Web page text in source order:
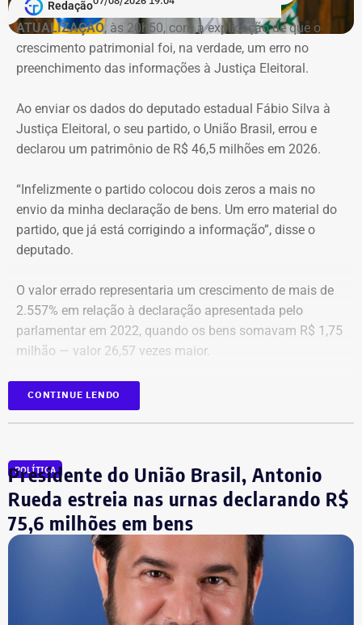
Imóvel de Eduardo Bolsonaro será leiloado por um valor 36% menor ao que
O apartamento que vai à leilão fica na Avenida Pasteu e
tem cerca de 101 metros quadrados. O imóvel se
Baía de Guanabara.
A Caixa Econômica tentou intimar pessoalmente o ex-
deputado federal. Mas como não conseguiu localizá-lo,
dias 5, 6 e 7 de novembro de 2025, concedendo o prazo
legal para regularização da dívida. Posteriormente, a
propriedade foi consolidada em nome da Caixa em 30 de
março de 2026 por causa da falta de pagamento.
*Com informação do blog de Ruben Berta, do portal
Ururau, e também do portal g1
Redação
ATUALIZAÇÃO, às 20h50, com a explicação de que o
crescimento patrimonial foi, na verdade, um erro no
preenchimento das informações à Justiça Eleitoral.
Ao enviar os dados do deputado estadual Fábio Silva à
Justiça Eleitoral, o seu partido, o União Brasil, errou e
declarou um patrimônio de R$ 46,5 milhões em 2026.
“Infelizmente o partido colocou dois zeros a mais no
envio da minha declaração de bens. Um erro material do
partido, que já está corrigindo a informação”, disse o
deputado.
O valor errado representaria um crescimento de mais de
2.557% em relação à declaração apresentada pelo
parlamentar em 2022, quando os bens somavam R$ 1,75
milhão — valor 26,57 vezes maior.
As informações foram obtidas no
Tribunal Superior de Justiça (TSE)
Fábio Silva foi eleito deputado estadual em 2018 e
reeleito em 2022. Ele busca mais uma reeleição para a
Assembleia Legislativa do Rio (Alerj).
CONTINUE LENDO
POLÍTICA
Presidente do União Brasil, Antonio
Rueda estreia nas urnas declarando R$
75,6 milhões em bens